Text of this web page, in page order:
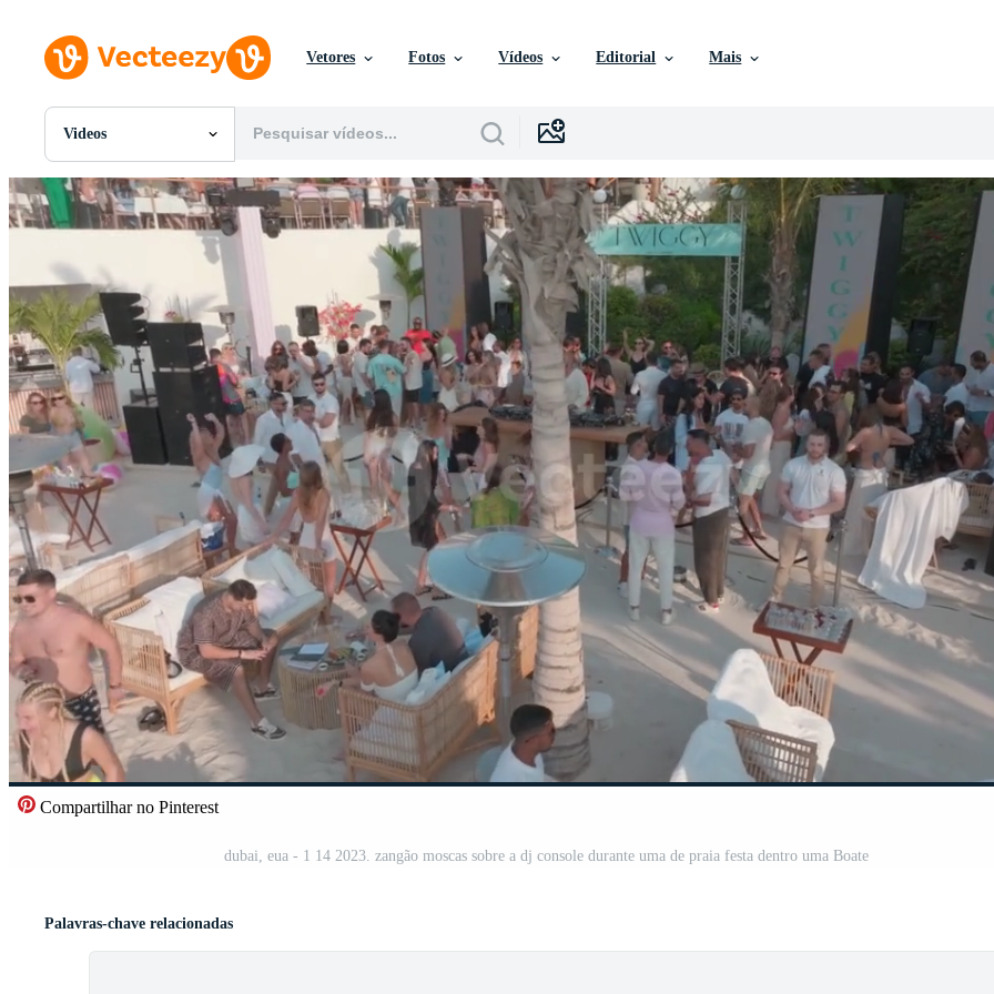
Vetores Fotos Vídeos Editorial Mais
Videos
Todas Imagens
Fotos
PNGs
PSDs
Modelos
Vetores
Videos
Motion graphics
Imagens Editoriais
Eventos Editoriais
Compartilhar no Pinterest
dubai, eua - 1 14 2023. zangão moscas sobre a dj console durante uma de praia festa dentro uma Boate
Palavras-chave relacionadas